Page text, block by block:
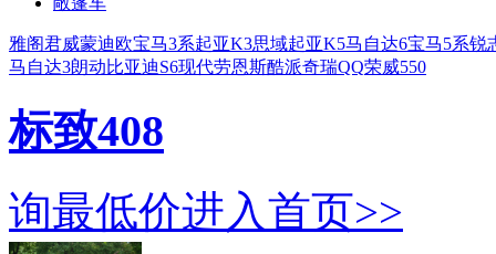
雅阁君威蒙迪欧宝马3系起亚K3思域起亚K5马自达6宝马5系锐
马自达3朗动比亚迪S6现代劳恩斯酷派奇瑞QQ荣威550
标致408
询最低价进入首页>>